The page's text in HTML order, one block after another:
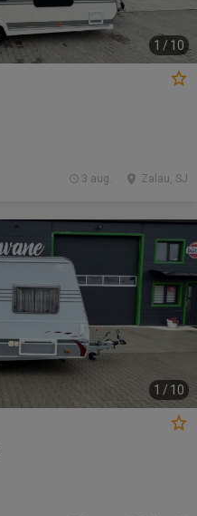
1 /10
Zalau, SJ
3 aug.
1 / 10